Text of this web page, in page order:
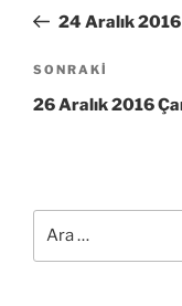
Yazı24 Aralık
Sonraki
Yazı
SONRAKI
26 Aralık 2016